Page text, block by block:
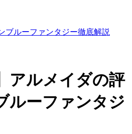
ブルーファンタジー徹底解説
アルメイダの評
ルーファンタジ